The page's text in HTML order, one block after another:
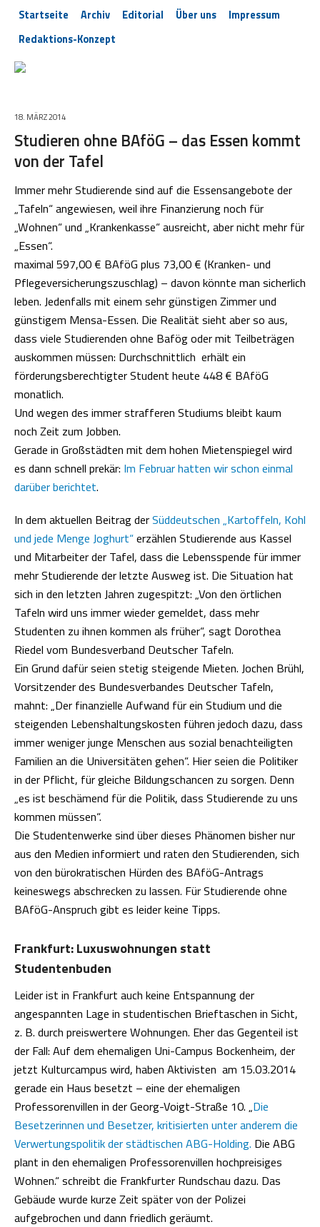
Startseite Archiv Editorial Über uns
Impressum
Redaktions-Konzept
18. MÄRZ 2014
Studieren ohne BAföG – das Essen kommt
von der Tafel
Immer mehr Studierende sind auf die Essensangebote der
„Tafeln“ angewiesen, weil ihre Finanzierung noch für
„Wohnen“ und „Krankenkasse“ ausreicht, aber nicht mehr für
„Essen“.
maximal 597,00 € BAföG plus 73,00 € (Kranken- und
Pflegeversicherungszuschlag) – davon könnte man sicherlich
leben. Jedenfalls mit einem sehr günstigen Zimmer und
günstigem Mensa-Essen. Die Realität sieht aber so aus,
dass viele Studierenden ohne Bafög oder mit Teilbeträgen
auskommen müssen: Durchschnittlich erhält ein
förderungsberechtigter Student heute 448 € BAföG
monatlich.
Und wegen des immer strafferen Studiums bleibt kaum
noch Zeit zum Jobben.
Gerade in Großstädten mit dem hohen Mietenspiegel wird
es dann schnell prekär: Im Februar hatten wir schon einmal
darüber berichtet.
In dem aktuellen Beitrag derSüddeutschen „Kartoffeln, Kohl
und jede Menge Joghurt“erzählen Studierende aus Kassel
und Mitarbeiter der Tafel, dass die Lebensspende für immer
mehr Studierende der letzte Ausweg ist. Die Situation hat
sich in den letzten Jahren zugespitzt: „Von den örtlichen
Tafeln wird uns immer wieder gemeldet, dass mehr
Studenten zu ihnen kommen als früher“, sagt Dorothea
Riedel vom Bundesverband Deutscher Tafeln.
Ein Grund dafür seien stetig steigende Mieten. Jochen Brühl,
Vorsitzender des Bundesverbandes Deutscher Tafeln,
mahnt: „Der finanzielle Aufwand für ein Studium und die
steigenden Lebenshaltungskosten führen jedoch dazu, dass
immer weniger junge Menschen aus sozial benachteiligten
Familien an die Universitäten gehen“. Hier seien die Politiker
in der Pflicht, für gleiche Bildungschancen zu sorgen. Denn
„es ist beschämend für die Politik, dass Studierende zu uns
kommen müssen“.
Die Studentenwerke sind über dieses Phänomen bisher nur
aus den Medien informiert und raten den Studierenden, sich
von den bürokratischen Hürden des BAföG-Antrags
keineswegs abschrecken zu lassen. Für Studierende ohne
BAföG-Anspruch gibt es leider keine Tipps.
Frankfurt: Luxuswohnungen statt
Studentenbuden
Leider ist in Frankfurt auch keine Entspannung der
angespannten Lage in studentischen Brieftaschen in Sicht,
z. B. durch preiswertere Wohnungen. Eher das Gegenteil ist
der Fall: Auf dem ehemaligen Uni-Campus Bockenheim, der
jetzt Kulturcampus wird, haben Aktivisten am 15.03.2014
gerade ein Haus besetzt – eine der ehemaligen
Professorenvillen in der Georg-Voigt-Straße 10. „Die
Besetzerinnen und Besetzer, kritisierten unter anderem die
Verwertungspolitik der städtischen ABG-Holding. Die ABG
plant in den ehemaligen Professorenvillen hochpreisiges
Wohnen.“ schreibt die Frankfurter Rundschau dazu. Das
Gebäude wurde kurze Zeit später von der Polizei
aufgebrochen und dann friedlich geräumt.